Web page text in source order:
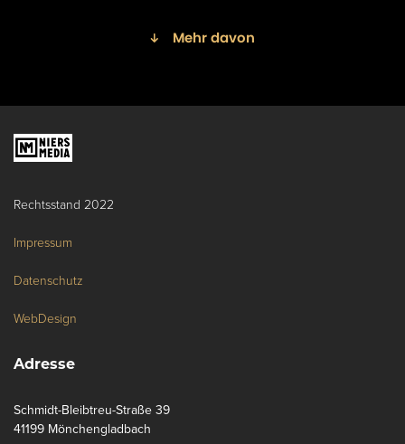
Mehr davon
Rechtsstand 2022
Impressum
Datenschutz
WebDesign
Adresse
Schmidt-Bleibtreu-Straße 39
41199 Mönchengladbach